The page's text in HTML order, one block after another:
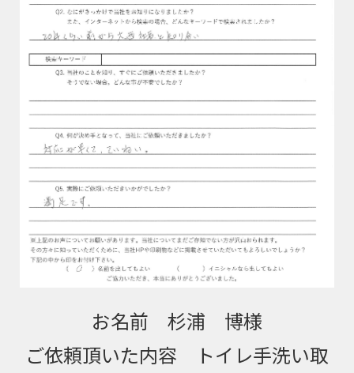
お名前 杉浦 博様
ご依頼頂いた内容 トイレ手洗い取